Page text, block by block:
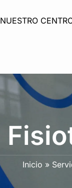
NUESTRO
Inicio »